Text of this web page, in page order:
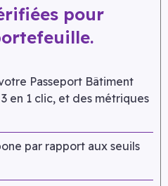
pour
Passeport Bâtiment
en 1 clic, et des métriques
par rapport aux seuils